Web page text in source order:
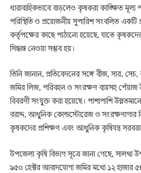
ধারাবাহিকভাবে বাড়লেও কৃষকরা কাঙ্ক্ষিত মূল্য
পরিস্থিতি ও প্রয়োজনীয় সুপারিশ সংবলিত একটি
কর্তৃপক্ষের কাছে পাঠানো হয়েছে, যাতে কৃষকদের
সিদ্ধান্ত নেওয়া সম্ভব হয়।
তিনি জানান, প্রতিবেদনের সঙ্গে বীজ, সার,
জমির লিজ, পরিবহন ও সংরক্ষণ ব্যয়সহ পেঁয়াজ
বিবরণী সংযুক্ত করা হয়েছে। পাশাপাশি
বরাদ্দ, আধুনিক কোল্ডস্টোরেজ ও সংরক্ষণাগার
কৃষকদের প্রশিক্ষণ এবং আধুনিক কৃষিযন্ত্র
উপজেলা কৃষি বিভাগ সূত্রে জানা গেছে, সালথা
৯৫০ হেক্টর আবাদযোগ্য জমির মধ্যে ১২ হাজার